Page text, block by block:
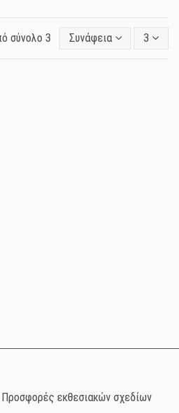
σύνολο 3 Συνάφεια 3
Προσφορές εκθεσιακών σχεδίων